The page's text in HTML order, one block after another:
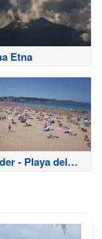
Etna
- Playa del